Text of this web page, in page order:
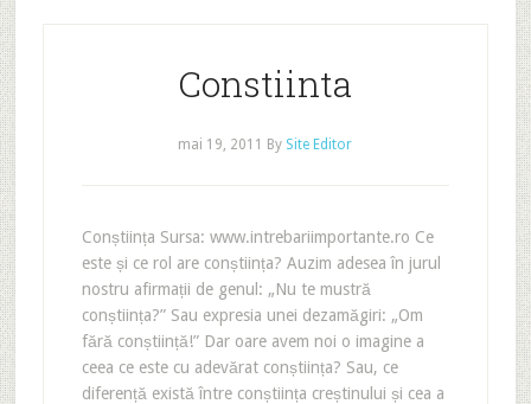
Constiinta
mai 19, 2011 By Site Editor
Conștiința Sursa: www.intrebariimportante.ro Ce
este și ce rol are conștiința? Auzim adesea în jurul
nostru afirmații de genul: „Nu te mustră
conștiința?” Sau expresia unei dezamăgiri: „Om
fără conștiință!” Dar oare avem noi o imagine a
ceea ce este cu adevărat conștiința? Sau, ce
diferență există între conștiința creștinului și cea a